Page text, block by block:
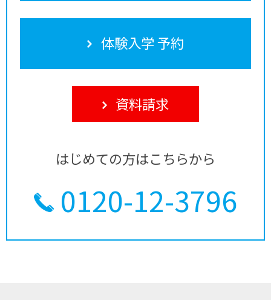
体験入学 予約
資料請求
はじめての方はこちらから
0120-12-3796